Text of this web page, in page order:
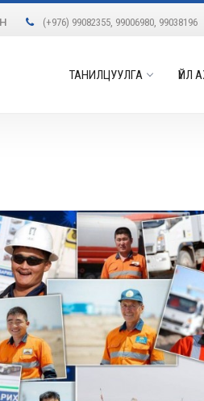
(+976) 99082355, 99006980, 99038196
ТАНИЛЦУУЛГА ҮЙЛ